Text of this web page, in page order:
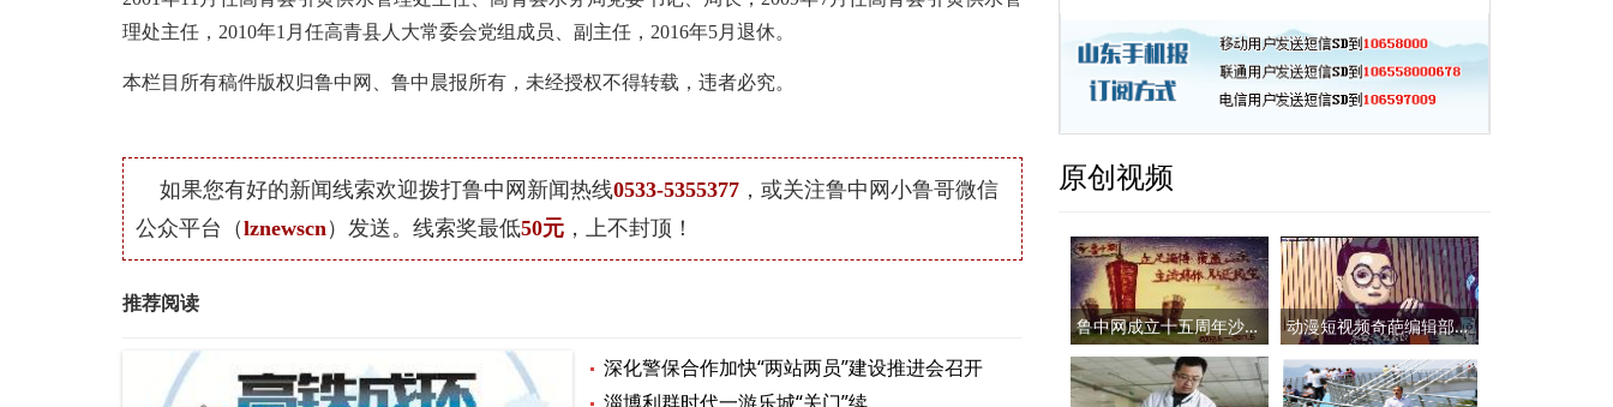
理处主任，2010年1月任高青县人大常委会党组成员、副主任，2016年5月退休。
本栏目所有稿件版权归鲁中网、鲁中晨报所有，未经授权不得转载，违者必究。
如果您有好的新闻线索欢迎拨打鲁中网新闻热线0533-5355377 ，或关注鲁中网小鲁哥微信
公众平台（lznewscn）发送。线索奖最低50元 ，上不封顶！
推荐阅读
深化警保合作加快“两站两员”建设推进会召开
原创视频
鲁中网成立十五周年沙画视频 动漫短视频奇葩编辑部：小鲁哥拜年